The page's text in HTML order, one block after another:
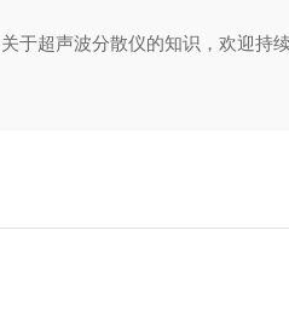
声波分散仪的知识，欢迎持